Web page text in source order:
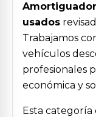
usados
Trabajamos
vehículos
profesionales
económica y
Esta categoría